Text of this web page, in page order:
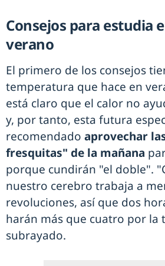
Consejos para estudia
verano
El primero de los consejos
temperatura que hace en
está claro que el calor no
y, por tanto, esta futura
recomendado aprovechar
fresquitas" de la mañana
porque cundirán "el doble".
nuestro cerebro trabaja a
revoluciones, así que dos
harán más que cuatro por la
subrayado.